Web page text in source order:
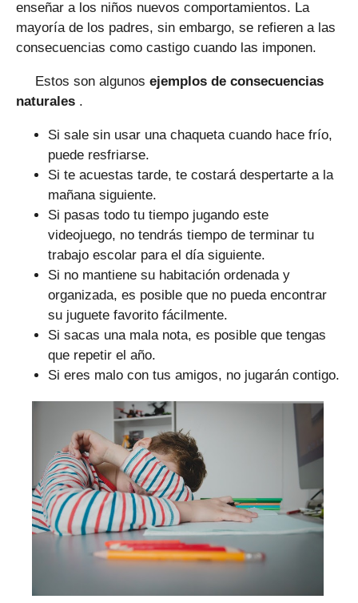
enseñar a los niños nuevos comportamientos. La
mayoría de los padres, sin embargo, se refieren a las
consecuencias como castigo cuando las imponen.
Estos son algunos ejemplos de consecuencias
naturales .
Si sale sin usar una chaqueta cuando hace frío,
puede resfriarse.
Si te acuestas tarde, te costará despertarte a la
mañana siguiente.
Si pasas todo tu tiempo jugando este
videojuego, no tendrás tiempo de terminar tu
trabajo escolar para el día siguiente.
Si no mantiene su habitación ordenada y
organizada, es posible que no pueda encontrar
su juguete favorito fácilmente.
Si sacas una mala nota, es posible que tengas
que repetir el año.
Si eres malo con tus amigos, no jugarán contigo.